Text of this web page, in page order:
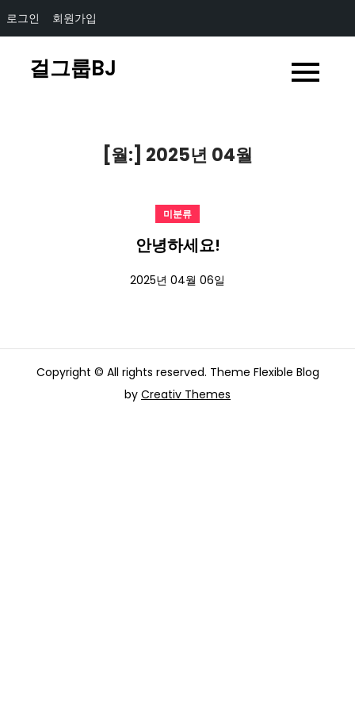
로그인 회원가입
걸그룹BJ
[월:] 2025년 04월
미분류
안녕하세요!
2025년 04월 06일
Copyright © All rights reserved. Theme Flexible Blog
by Creativ Themes